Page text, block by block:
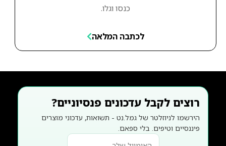
כנסו וגלו.
לכתבה המלאה
רוצים לקבל עדכונים פנסיוניים?
הירשמו לניוזלטר של גמל.נט - תשואות, עדכוני מוצרים
פיננסיים וטיפים. בלי ספאם.